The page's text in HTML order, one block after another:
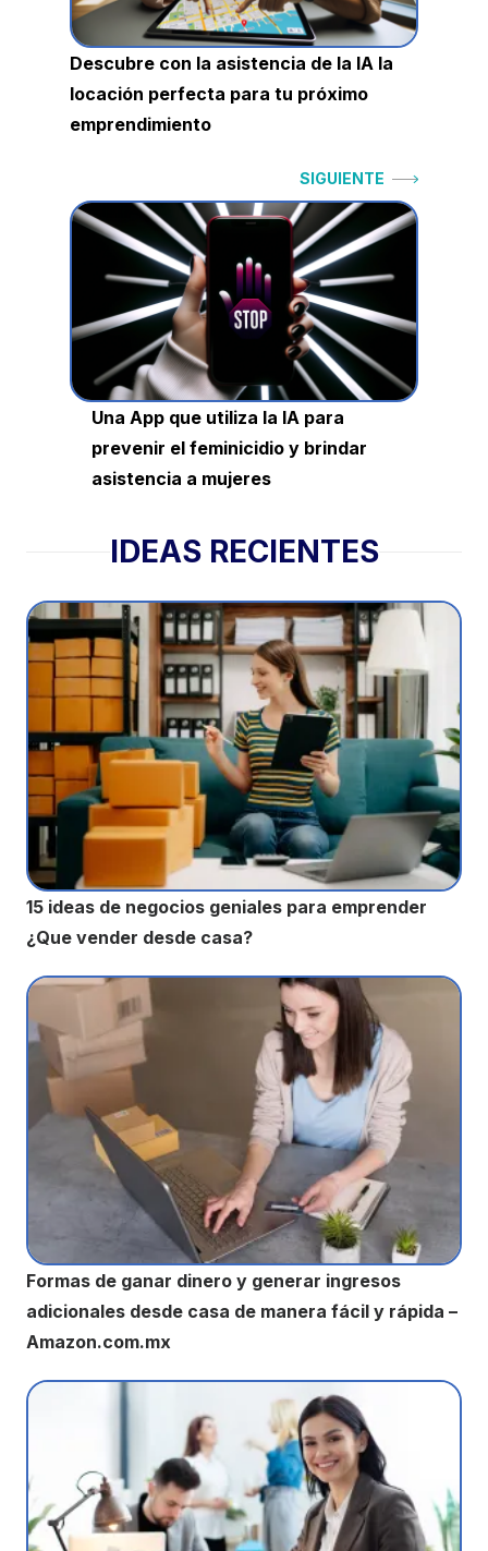
Descubre con la asistencia de la IA la
locación perfecta para tu próximo
emprendimiento
SIGUIENTE
Una App que utiliza la IA para
prevenir el feminicidio y brindar
asistencia a mujeres
IDEAS RECIENTES
15 ideas de negocios geniales para emprender
¿Que vender desde casa?
Formas de ganar dinero y generar ingresos
adicionales desde casa de manera fácil y rápida –
Amazon.com.mx